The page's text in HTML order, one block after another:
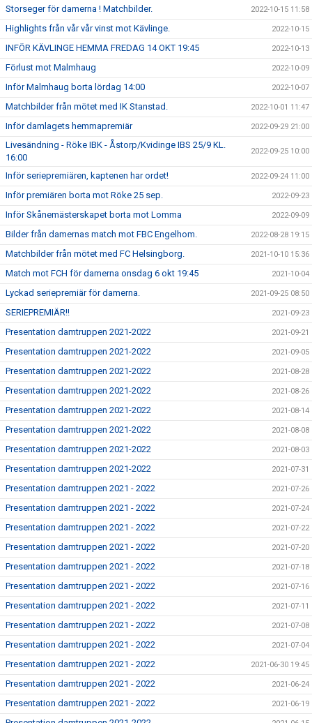
Storseger för damerna ! Matchbilder. 2022-10-15 11:58
Highlights från vår vår vinst mot Kävlinge. 2022-10-15
INFÖR KÄVLINGE HEMMA FREDAG 14 OKT 19:45 2022-10-13
Förlust mot Malmhaug 2022-10-09
Inför Malmhaug borta lördag 14:00 2022-10-07
Matchbilder från mötet med IK Stanstad. 2022-10-01 11:47
Inför damlagets hemmapremiär 2022-09-29 21:00
Livesändning - Röke IBK - Åstorp/Kvidinge IBS 25/9 KL.
16:00
2022-09-25 10:00
Inför seriepremiären, kaptenen har ordet! 2022-09-24 11:00
Inför premiären borta mot Röke 25 sep. 2022-09-23
Inför Skånemästerskapet borta mot Lomma 2022-09-09
Bilder från damernas match mot FBC Engelhom. 2022-08-28 19:15
Matchbilder från mötet med FC Helsingborg. 2021-10-10 15:36
Match mot FCH för damerna onsdag 6 okt 19:45 2021-10-04
Lyckad seriepremiär för damerna. 2021-09-25 08:50
SERIEPREMIÄR!! 2021-09-23
Presentation damtruppen 2021-2022 2021-09-21
Presentation damtruppen 2021-2022 2021-09-05
Presentation damtruppen 2021-2022 2021-08-28
Presentation damtruppen 2021-2022 2021-08-26
Presentation damtruppen 2021-2022 2021-08-14
Presentation damtruppen 2021-2022 2021-08-08
Presentation damtruppen 2021-2022 2021-08-03
Presentation damtruppen 2021-2022 2021-07-31
Presentation damtruppen 2021 - 2022 2021-07-26
Presentation damtruppen 2021 - 2022 2021-07-24
Presentation damtruppen 2021 - 2022 2021-07-22
Presentation damtruppen 2021 - 2022 2021-07-20
Presentation damtruppen 2021 - 2022 2021-07-18
Presentation damtruppen 2021 - 2022 2021-07-16
Presentation damtruppen 2021 - 2022 2021-07-11
Presentation damtruppen 2021 - 2022 2021-07-08
Presentation damtruppen 2021 - 2022 2021-07-04
Presentation damtruppen 2021 - 2022 2021-06-30 19:45
Presentation damtruppen 2021 - 2022 2021-06-24
Presentation damtruppen 2021 - 2022 2021-06-19